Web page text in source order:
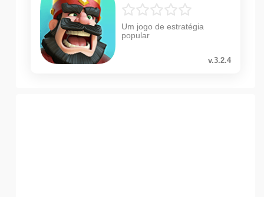
Um jogo de estratégia
popular
v.3.2.4